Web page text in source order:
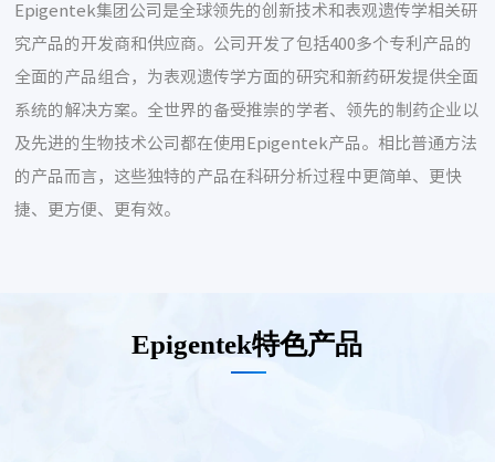
Epigentek集团公司是全球领先的创新技术和表观遗传学相关研
究产品的开发商和供应商。公司开发了包括400多个专利产品的
全面的产品组合，为表观遗传学方面的研究和新药研发提供全面
系统的解决方案。全世界的备受推崇的学者、领先的制药企业以
及先进的生物技术公司都在使用Epigentek产品。相比普通方法
的产品而言，这些独特的产品在科研分析过程中更简单、更快
捷、更方便、更有效。
Epigentek特色产品